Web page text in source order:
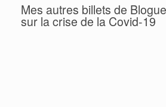
Mes autres billets de
sur la crise de la Covid-19